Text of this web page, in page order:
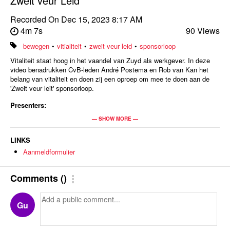
Recorded On Dec 15, 2023 8:17 AM
4m 7s
90 Views
bewegen • vitialiteit • zweit veur leid • sponsorloop
Vitaliteit staat hoog in het vaandel van Zuyd als werkgever. In deze
video benadrukken CvB-leden André Postema en Rob van Kan het
belang van vitaliteit en doen zij een oproep om mee te doen aan de
'Zweit veur leit' sponsorloop.
Presenters:
— SHOW MORE —
LINKS
Aanmeldformulier
Comments()
Gu